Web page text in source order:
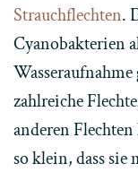
Strauchflechten.
Cyanobakterien
zahlreiche
anderen
so klein, dass sie